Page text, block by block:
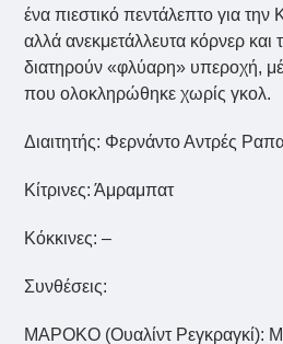
ένα πιεστικό πεντάλεπτο για την
αλλά ανεκμετάλλευτα κόρνερ
διατηρούν «φλύαρη» υπεροχή,
που ολοκληρώθηκε χωρίς γκολ.
Διαιτητής: Φερνάντο Αντρές
Κίτρινες: Άμραμπατ
Κόκκινες: –
Συνθέσεις:
ΜΑΡΟΚΟ (Ουαλίντ Ρεγκραγκί):